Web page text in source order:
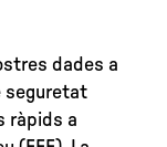
dades a
seguretat
ràpids a